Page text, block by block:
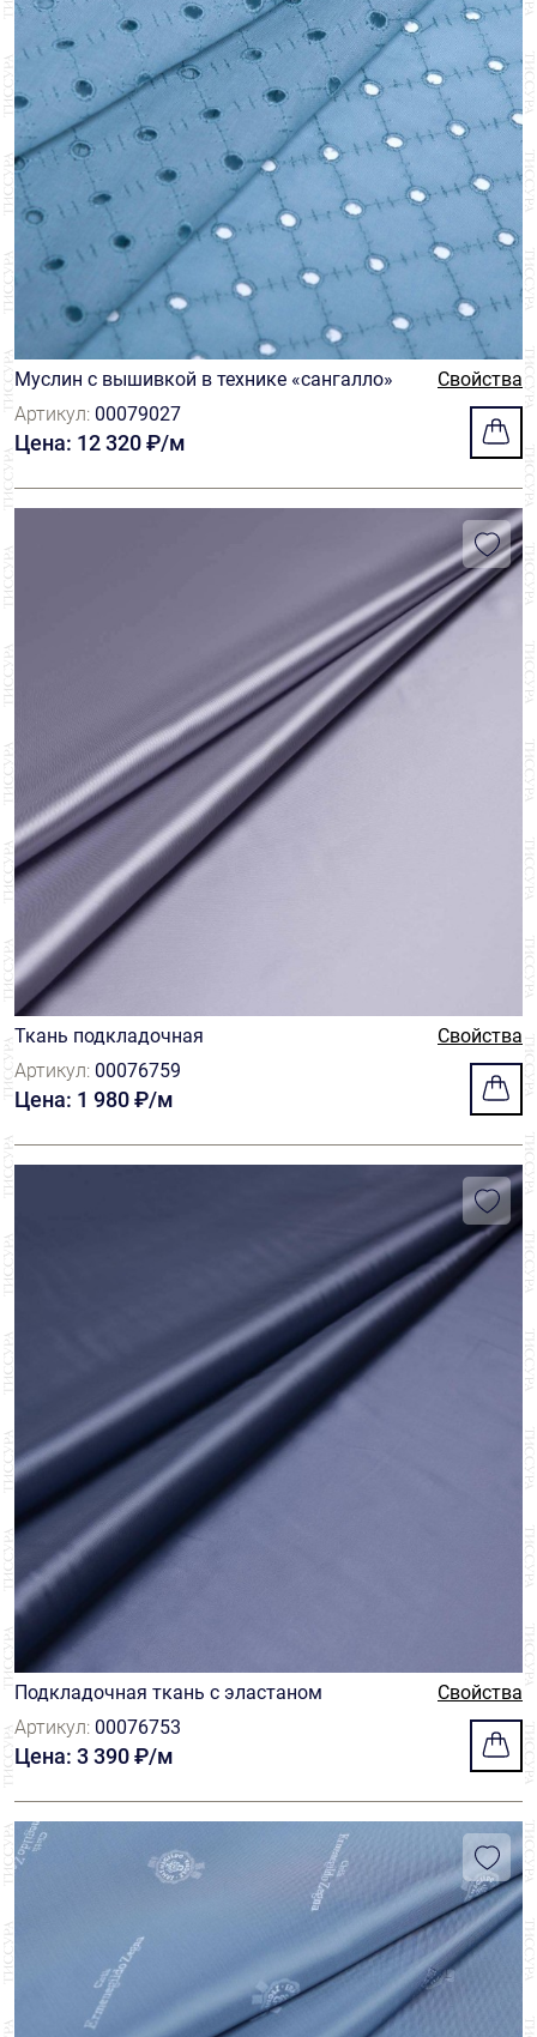
Муслин с вышивкой в технике «сангалло»
Свойства
Артикул: 00079027
Цена: 12 320 ₽/м
Ткань подкладочная
Свойства
Артикул: 00076759
Цена: 1 980 ₽/м
Подкладочная ткань с эластаном
Свойства
Артикул: 00076753
Цена: 3 390 ₽/м